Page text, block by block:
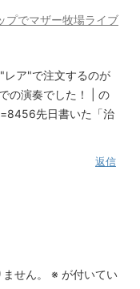
プでマザー牧場ライブ
ア"で注文するのが
の演奏でした！ | の
先日書いた「治
返信
せん。 ※ が付いてい